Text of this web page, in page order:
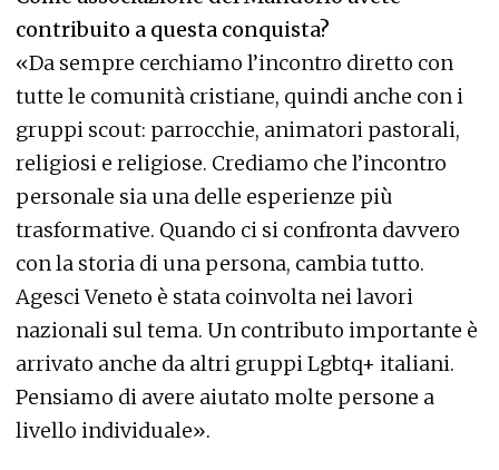
contribuito a questa conquista?
«Da sempre cerchiamo l’incontro diretto con
tutte le comunità cristiane, quindi anche con i
gruppi scout: parrocchie, animatori pastorali,
religiosi e religiose. Crediamo che l’incontro
personale sia una delle esperienze più
trasformative. Quando ci si confronta davvero
con la storia di una persona, cambia tutto.
Agesci Veneto è stata coinvolta nei lavori
nazionali sul tema. Un contributo importante è
arrivato anche da altri gruppi Lgbtq+ italiani.
Pensiamo di avere aiutato molte persone a
livello individuale».